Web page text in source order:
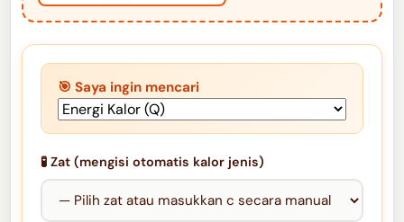
🎯 Saya ingin mencari
🧪 Zat (mengisi otomatis kalor jenis)